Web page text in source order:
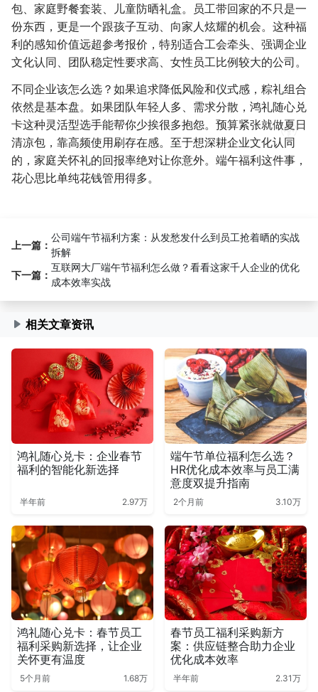
包、家庭野餐套装、儿童防晒礼盒。员工带回家的不只是一
份东西，更是一个跟孩子互动、向家人炫耀的机会。这种福
利的感知价值远超参考报价，特别适合工会牵头、强调企业
文化认同、团队稳定性要求高、女性员工比例较大的公司。
不同企业该怎么选？如果追求降低风险和仪式感，粽礼组合
依然是基本盘。如果团队年轻人多、需求分散，鸿礼随心兑
卡这种灵活型选手能帮你少挨很多抱怨。预算紧张就做夏日
清凉包，靠高频使用刷存在感。至于想深耕企业文化认同
的，家庭关怀礼的回报率绝对让你意外。端午福利这件事，
花心思比单纯花钱管用得多。
上一篇：
公司端午节福利方案：从发愁发什么到员工抢着晒的实战
拆解
下一篇：
互联网大厂端午节福利怎么做？看看这家千人企业的优化
成本效率实战
相关文章资讯
鸿礼随心兑卡：企业春节
福利的智能化新选择
半年前 2.97万
端午节单位福利怎么选？
HR优化成本效率与员工满
意度双提升指南
2个月前 3.10万
鸿礼随心兑卡：春节员工
福利采购新选择，让企业
关怀更有温度
5个月前 1.68万
春节员工福利采购新方
案：供应链整合助力企业
优化成本效率
半年前 2.31万